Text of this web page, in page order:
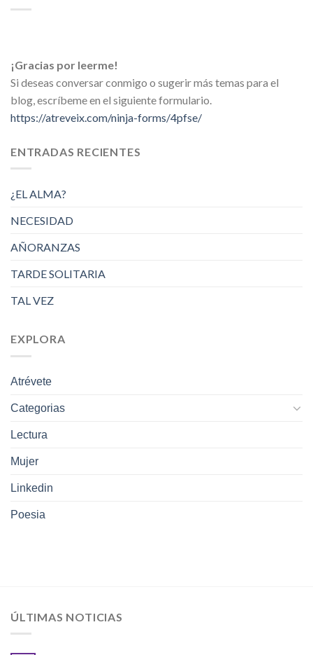
¡Gracias por leerme!
Si deseas conversar conmigo o sugerir más temas para el
blog, escríbeme en el siguiente formulario.
https://atreveix.com/ninja-forms/4pfse/
ENTRADAS RECIENTES
¿EL ALMA?
NECESIDAD
AÑORANZAS
TARDE SOLITARIA
TAL VEZ
EXPLORA
Atrévete
Categorias
Lectura
Mujer
Linkedin
Poesia
ÚLTIMAS NOTICIAS